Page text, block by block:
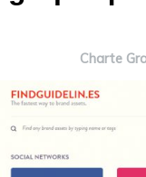
Charte